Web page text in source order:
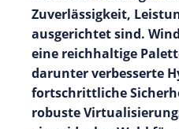
Zuverlässigkeit,
ausgerichtet sind.
eine reichhaltige
darunter verbesserte
fortschrittliche
robuste